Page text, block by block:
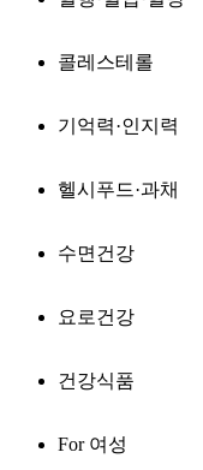
콜레스테롤
기억력·인지력
헬시푸드·과채
수면건강
요로건강
건강식품
For 여성